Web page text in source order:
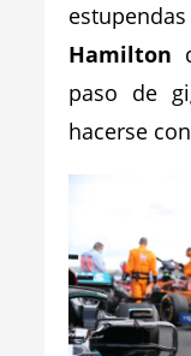
Hamilton
paso de
hacerse